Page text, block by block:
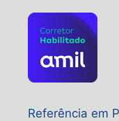
Referência em